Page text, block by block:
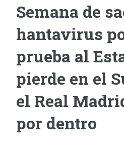
Semana de
hantavirus
prueba al
pierde en el
el Real
por dentro